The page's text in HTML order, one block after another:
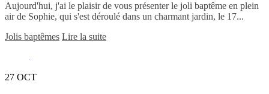
Aujourd'hui, j'ai le plaisir de vous présenter le joli baptême en plein
air de Sophie, qui s'est déroulé dans un charmant jardin, le 17...
Jolis baptêmes Lire la suite
27 OCT